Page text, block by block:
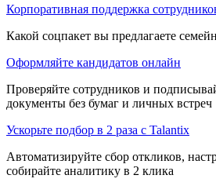
Корпоративная поддержка
Какой соцпакет вы предлагаете
Оформляйте кандидатов онлайн
Проверяйте сотрудников и
документы без бумаг и личных встреч
Ускорьте подбор в 2 раза с Talantix
Автоматизируйте сбор откликов,
собирайте аналитику в 2 клика